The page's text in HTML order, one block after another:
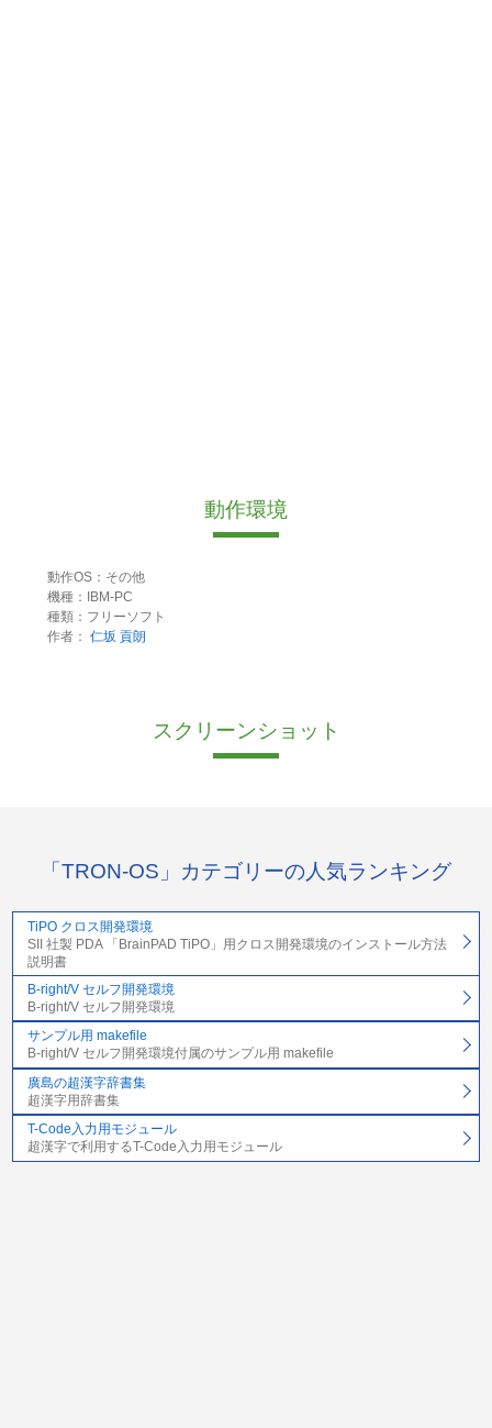
動作環境
動作OS：その他
機種：IBM-PC
種類：フリーソフト
作者： 仁坂 貢朗
スクリーンショット
「TRON-OS」カテゴリーの人気ランキング
TiPO クロス開発環境
SII 社製 PDA 「BrainPAD TiPO」用クロス開発環境のインストール方法
説明書
B-right/V セルフ開発環境
B-right/V セルフ開発環境
サンプル用 makefile
B-right/V セルフ開発環境付属のサンプル用 makefile
廣島の超漢字辞書集
超漢字用辞書集
T-Code入力用モジュール
超漢字で利用するT-Code入力用モジュール